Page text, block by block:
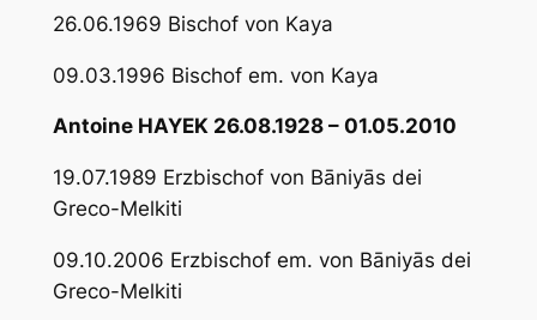
26.06.1969 Bischof von Kaya
09.03.1996 Bischof em. von Kaya
Antoine HAYEK 26.08.1928 – 01.05.2010
19.07.1989 Erzbischof von Bāniyās dei
Greco-Melkiti
09.10.2006 Erzbischof em. von Bāniyās dei
Greco-Melkiti